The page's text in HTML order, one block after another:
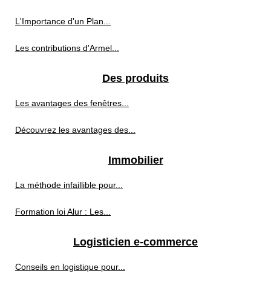
L'Importance d'un Plan...
Les contributions d'Armel...
Des produits
Les avantages des fenêtres...
Découvrez les avantages des...
Immobilier
La méthode infaillible pour...
Formation loi Alur : Les...
Logisticien e-commerce
Conseils en logistique pour...